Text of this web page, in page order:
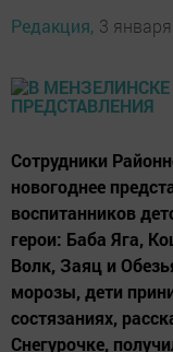
Редакция, 3
Сотрудники
новогоднее
воспитанников
герои: Баба Яга,
Волк, Заяц и
морозы, дети
состязаниях,
Снегурочке,